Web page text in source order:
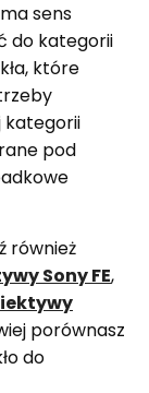
sens
do kategorii
które
kategorii
pod
również
Sony FE,
porównasz
do